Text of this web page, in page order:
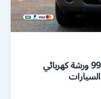
كراج ميركوري فورد 99007366 ورشة كهربائي